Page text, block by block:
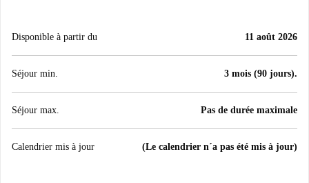
Disponible à partir du 11 août 2026
Séjour min. 3 mois (90 jours).
Séjour max. Pas de durée maximale
Calendrier mis à jour (Le calendrier n´a pas été mis à jour)